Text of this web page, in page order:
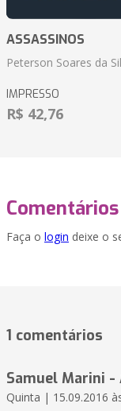
ASSASSINOS
Peterson Soares da
IMPRESSO
R$ 42,76
Comentários
Faça o login deixe o
1 comentários
Samuel Marini -
Quinta | 15.09.2016